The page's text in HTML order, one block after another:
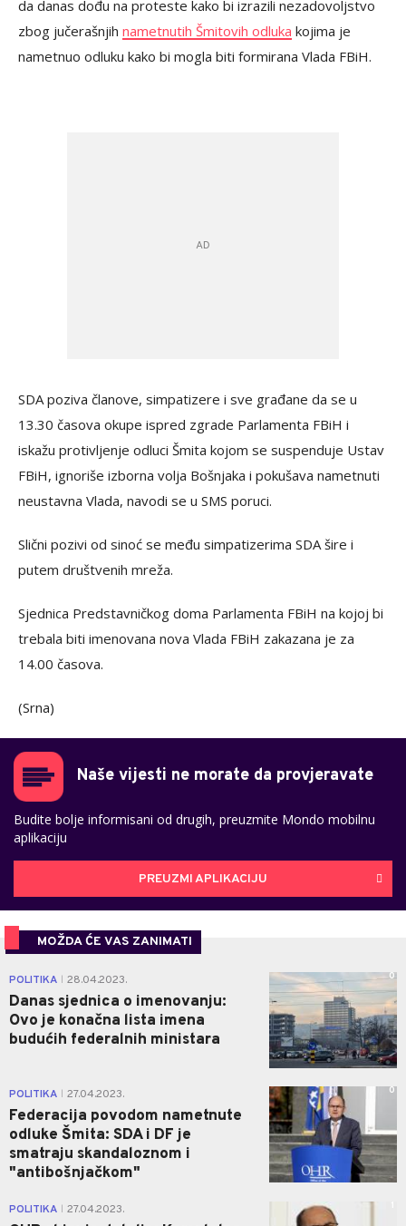
da danas dođu na proteste kako bi izrazili nezadovoljstvo
zbog jučerašnjih nametnutih Šmitovih odluka kojima je
nametnuo odluku kako bi mogla biti formirana Vlada FBiH.
SDA poziva članove, simpatizere i sve građane da se u
13.30 časova okupe ispred zgrade Parlamenta FBiH i
iskažu protivljenje odluci Šmita kojom se suspenduje Ustav
FBiH, ignoriše izborna volja Bošnjaka i pokušava nametnuti
neustavna Vlada, navodi se u SMS poruci.
Slični pozivi od sinoć se među simpatizerima SDA šire i
putem društvenih mreža.
Sjednica Predstavničkog doma Parlamenta FBiH na kojoj bi
trebala biti imenovana nova Vlada FBiH zakazana je za
14.00 časova.
(Srna)
Naše vijesti ne morate da provjeravate
Budite bolje informisani od drugih, preuzmite Mondo mobilnu
aplikaciju
PREUZMI APLIKACIJU
MOŽDA ĆE VAS ZANIMATI
POLITIKA 28.04.2023.
Danas sjednica o imenovanju:
Ovo je konačna lista imena
budućih federalnih ministara
0
POLITIKA 27.04.2023.
Federacija povodom nametnute
odluke Šmita: SDA i DF je
smatraju skandaloznom i
"antibošnjačkom"
0
POLITIKA 27.04.2023.